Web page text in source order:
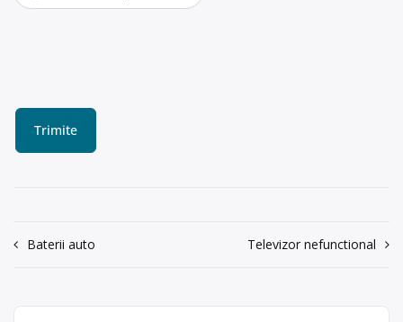
Navigare
Baterii auto Televizor nefunctional